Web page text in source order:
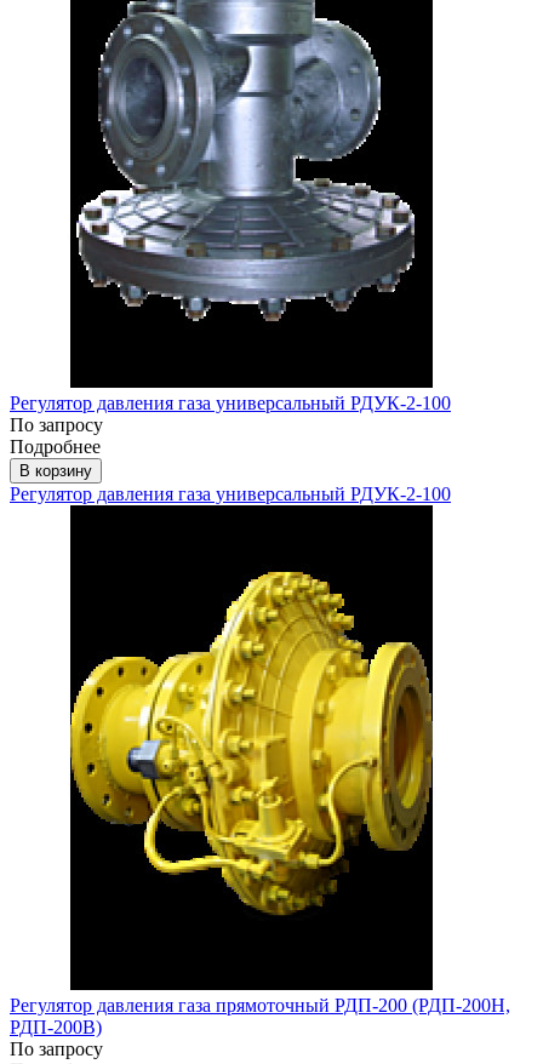
Регулятор давления газа универсальный РДУК-2-100
По запросу
Подробнее
В корзину
Регулятор давления газа универсальный РДУК-2-100
Регулятор давления газа прямоточный РДП-200 (РДП-200Н,
РДП-200В)
По запросу